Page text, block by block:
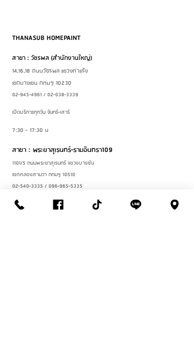
THANASUB HOMEPAINT
สาขา : วัชรพล (สำนักงานใหญ่)
14,16,18 ถนนวัชรพล แขวงท่าแร้ง
เขตบางเขน กทมฯ 10230
02-945-4961 / 02-038-3339
เปิดบริการทุกวัน จันทร์-เสาร์
7:30 - 17:30 น
สาขา : พระยาสุเรนทร์-รามอินทรา109
1101/5 ถนนพระยาสุเรนทร์ แขวงบางชัน
เขตคลองสามวา กทมฯ 10510
02-540-3335 / 096-965-5335
เปิดบริการทุกวัน จันทร์-เสาร์